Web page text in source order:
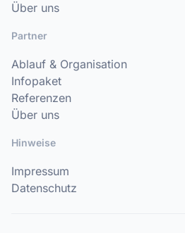
Über uns
Partner
Ablauf & Organisation
Infopaket
Referenzen
Über uns
Hinweise
Impressum
Datenschutz